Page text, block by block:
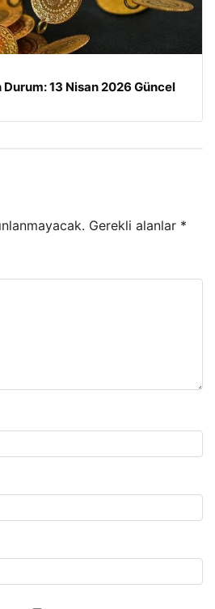
Durum: 13 Nisan 2026 Güncel
Gerekli alanlar *